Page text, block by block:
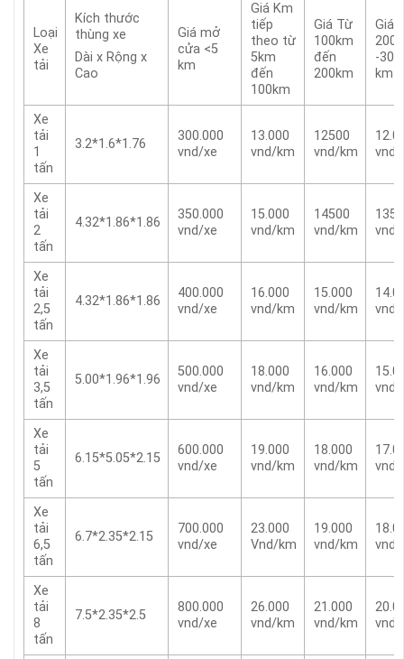
Loại
Xe
tải
Kích thước
thùng xe
Dài x Rộng x
Cao
Giá mở
cửa <5
km
Giá Km
tiếp
theo từ
5km
đến
100km
Giá Từ
100km
đến
200km
Giá
200
-300
km
Xe
tải
1
tấn
3.2*1.6*1.76
300.000
vnd/xe
13.000
vnd/km
12500
vnd/km
vnd/
Xe
tải
2
tấn
4.32*1.86*1.86
350.000
vnd/xe
15.000
vnd/km
14500
vnd/km
vnd/
Xe
tải
2,5
tấn
4.32*1.86*1.86
400.000
vnd/xe
16.000
vnd/km
15.000
vnd/km
vnd/
Xe
tải
3,5
tấn
5.00*1.96*1.96
500.000
vnd/xe
18.000
vnd/km
16.000
vnd/km
vnd/
Xe
tải
5
tấn
6.15*5.05*2.15
600.000
vnd/xe
19.000
vnd/km
18.000
vnd/km
vnd/
Xe
tải
6,5
tấn
6.7*2.35*2.15
700.000
vnd/xe
23.000
Vnd/km
19.000
vnd/km
vnd/
Xe
tải
8
tấn
7.5*2.35*2.5
800.000
vnd/xe
26.000
vnd/km
21.000
vnd/km
vnd/